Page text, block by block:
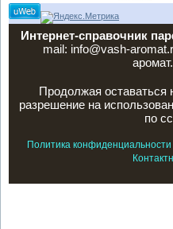
Интернет-справочник
mail: info@vash-
Продолжая оставаться
разрешение на
по
Политика конфиденциальности